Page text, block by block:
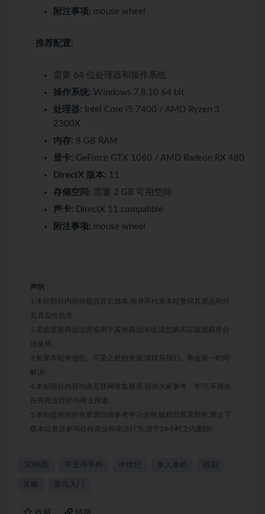
附注事项: mouse wheel
推荐配置:
需要 64 位处理器和操作系统
操作系统: Windows 7,8,10 64 bit
处理器: Intel Core i5 7400 / AMD Ryzen 3
2300X
内存: 8 GB RAM
显卡: GeForce GTX 1060 / AMD Radeon RX 480
DirectX 版本: 11
存储空间: 需要 2 GB 可用空间
声卡: DirectX 11 compatible
附注事项: mouse wheel
声明：
1.本站部分内容转载自其它媒体,但并不代表本站赞同其观点和对
其真实性负责。
2.若您需要商业运营或用于其他商业活动,请您购买正版授权并合
法使用。
3.如果本站有侵犯、不妥之处的资源,请联系我们。将会第一时间
解决!
4.本站部分内容均由互联网收集整理,仅供大家参考、学习,不存在
任何商业目的与商业用途。
5.本站提供的所有资源仅供参考学习使用,版权归原著所有,禁止下
载本站资源参与任何商业和非法行为,请于24小时之内删除!
3D画面 不支持手柄 中世纪 单人单机 模拟
策略 菜鸟入门